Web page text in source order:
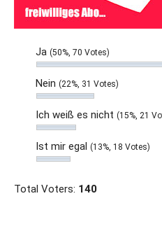
Ja (50%, 70 Votes)
Nein (22%, 31 Votes)
Ich weiß es nicht (15%, 21
Ist mir egal (13%, 18 Votes)
Total Voters: 140